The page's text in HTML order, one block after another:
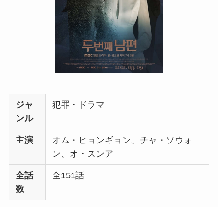
ジャ
ンル
犯罪・ドラマ
主演
オム・ヒョンギョン、チャ・ソウォ
ン、オ・スンア
全話
数
全151話